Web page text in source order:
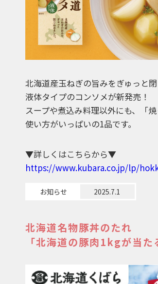
北海道産玉ねぎの旨みをぎゅっと閉
液体タイプのコンソメが新発売！
スープや煮込み料理以外にも、「
使い方がいっぱいの1品です。
▼詳しくはこちらから▼
https://www.kubara.co.jp/lp/
お知らせ 2025.7.1
北海道名物豚丼のたれ
「北海道の豚肉1kgが当